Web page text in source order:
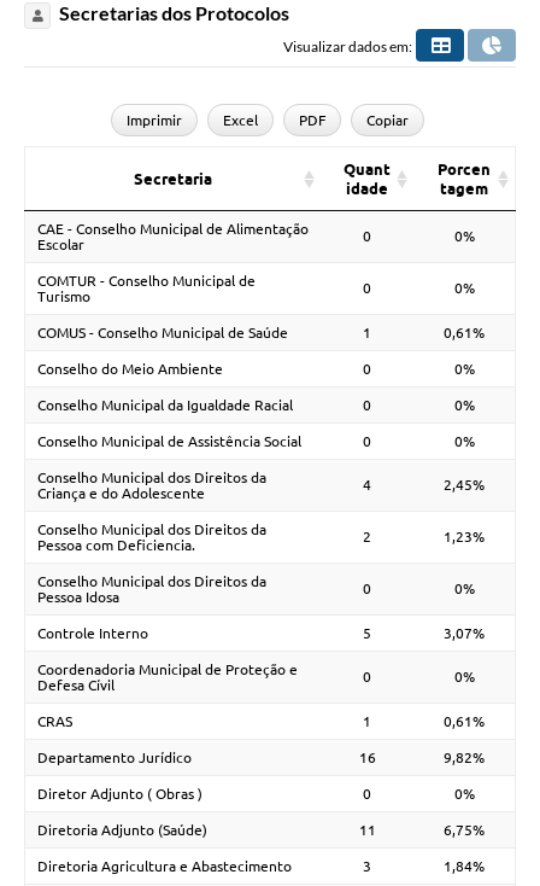
Secretarias dos Protocolos
Visualizar dados em:
Imprimir Excel PDF Copiar
Secretaria
Quant
idade
Porcen
tagem
CAE - Conselho Municipal de Alimentação
Escolar
0 0%
COMTUR - Conselho Municipal de
Turismo
0 0%
COMUS - Conselho Municipal de Saúde 1 0,61%
Conselho do Meio Ambiente 0 0%
Conselho Municipal da Igualdade Racial 0 0%
Conselho Municipal de Assistência Social 0 0%
Conselho Municipal dos Direitos da
Criança e do Adolescente
4 2,45%
Conselho Municipal dos Direitos da
Pessoa com Deficiencia.
2 1,23%
Conselho Municipal dos Direitos da
Pessoa Idosa
0 0%
Controle Interno 5 3,07%
Coordenadoria Municipal de Proteção e
Defesa Cívil
0 0%
CRAS 1 0,61%
Departamento Jurídico 16 9,82%
Diretor Adjunto ( Obras ) 0 0%
Diretoria Adjunto (Saúde) 11 6,75%
Diretoria Agricultura e Abastecimento 3 1,84%